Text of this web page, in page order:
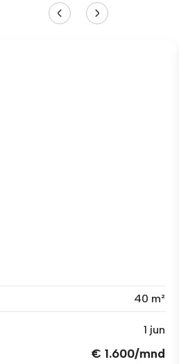
40 m²
1 jun
€ 1.600/mnd